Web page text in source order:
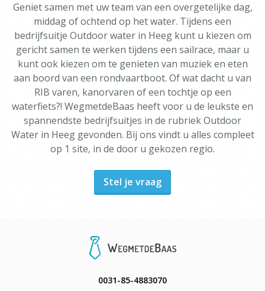
Geniet samen met uw team van een overgetelijke dag,
middag of ochtend op het water. Tijdens een
bedrijfsuitje Outdoor water in Heeg kunt u kiezen om
gericht samen te werken tijdens een sailrace, maar u
kunt ook kiezen om te genieten van muziek en eten
aan boord van een rondvaartboot. Of wat dacht u van
RIB varen, kanorvaren of een tochtje op een
waterfiets?! WegmetdeBaas heeft voor u de leukste en
spannendste bedrijfsuitjes in de rubriek Outdoor
Water in Heeg gevonden. Bij ons vindt u alles compleet
op 1 site, in de door u gekozen regio.
Stel je vraag
0031-85-4883070